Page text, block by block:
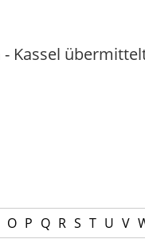
Kassel
O P Q R S T U V